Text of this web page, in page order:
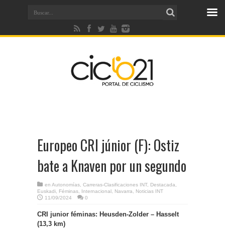
Europeo CRI júnior (F): Ostiz
bate a Knaven por un segundo
en Autonomías Carreras-Clasificaciones INT, Destacada
Euskadi
Féminas Internacional Navarra
Noticias INT
11/09/2024
0
CRI junior féminas: Heusden-Zolder – Hasselt
(13,3 km)